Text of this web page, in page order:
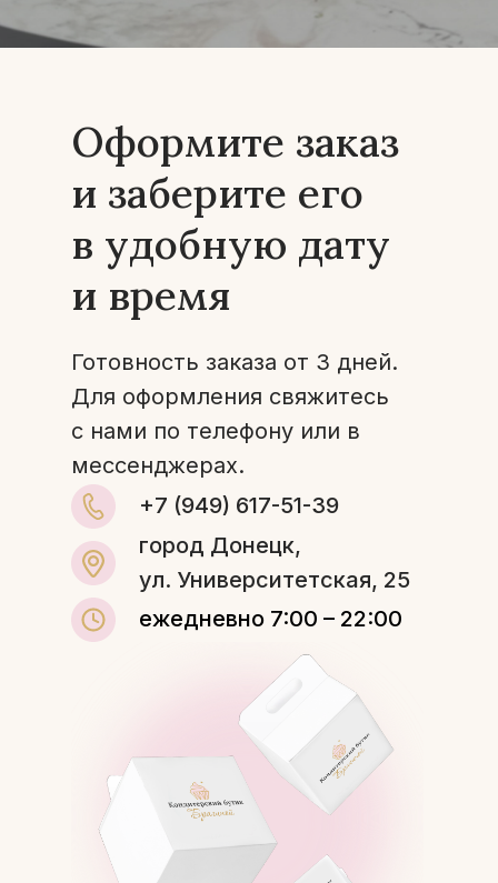
Оформите заказ
и заберите его
в удобную дату
и время
Готовность заказа от 3 дней.
Для оформления свяжитесь
с нами по телефону или в
мессенджерах.
+7 (949) 617-51-39
город Донецк,
ул. Университетская, 25
ежедневно 7:00 – 22:00